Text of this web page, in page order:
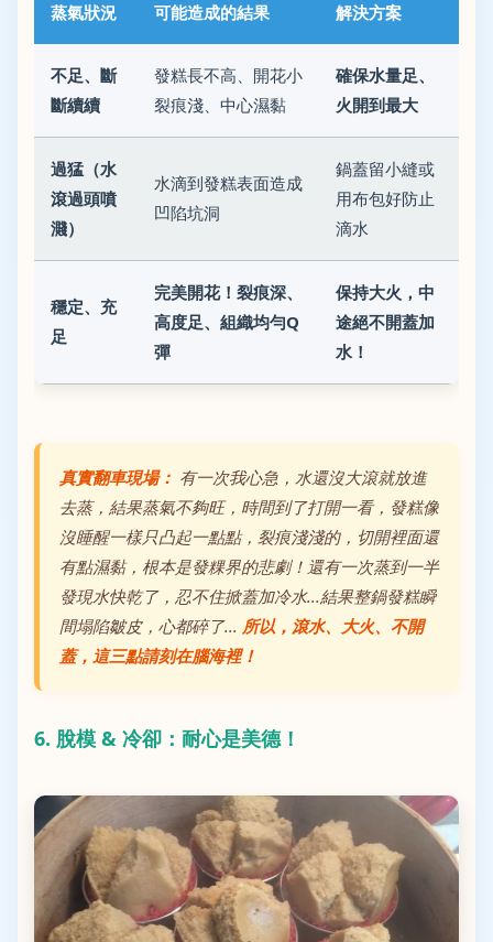
蒸氣狀況 可能造成的結果 解決方案
不足、斷
斷續續
發糕長不高、開花小
裂痕淺、中心濕黏
確保水量足、
火開到最大
過猛（水
滾過頭噴
濺）
水滴到發糕表面造成
凹陷坑洞
鍋蓋留小縫或
用布包好防止
滴水
穩定、充
足
完美開花！裂痕深、
高度足、組織均勻Q
彈
保持大火，中
途絕不開蓋加
水！
真實翻車現場： 有一次我心急，水還沒大滾就放進
去蒸，結果蒸氣不夠旺，時間到了打開一看，發糕像
沒睡醒一樣只凸起一點點，裂痕淺淺的，切開裡面還
有點濕黏，根本是發粿界的悲劇！還有一次蒸到一半
發現水快乾了，忍不住掀蓋加冷水...結果整鍋發糕瞬
間塌陷皺皮，心都碎了... 所以，滾水、大火、不開
蓋，這三點請刻在腦海裡！
6. 脫模 & 冷卻：耐心是美德！